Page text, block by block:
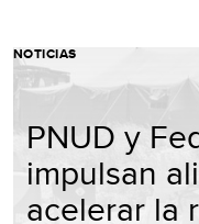
NOTICIAS
PNUD y
impulsan
acelerar la